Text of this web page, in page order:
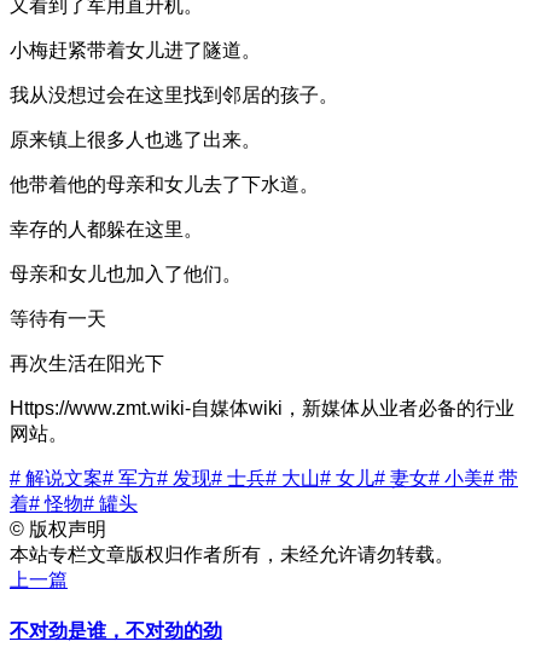
又看到了军用直升机。
小梅赶紧带着女儿进了隧道。
我从没想过会在这里找到邻居的孩子。
原来镇上很多人也逃了出来。
他带着他的母亲和女儿去了下水道。
幸存的人都躲在这里。
母亲和女儿也加入了他们。
等待有一天
再次生活在阳光下
Https://www.zmt.wiki-自媒体wiki，新媒体从业者必备的行业
网站。
# 解说文案# 军方# 发现# 士兵# 大山# 女儿# 妻女# 小美# 带
着# 怪物# 罐头
© 版权声明
本站专栏文章版权归作者所有，未经允许请勿转载。
上一篇
不对劲是谁，不对劲的劲